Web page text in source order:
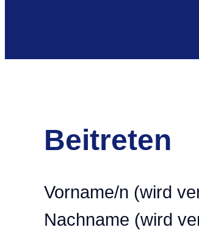
Beitreten
Vorname/n (wird
Nachname (wird